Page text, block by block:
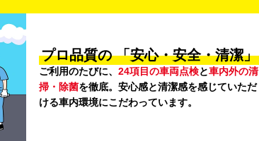
プロ品質の 「安心・安全・清潔」
ご利用のたびに、 24項目の車両点検と車内外の清
掃・除菌を徹底。安心感と清潔感を感じていただ
ける車内環境にこだわっています。